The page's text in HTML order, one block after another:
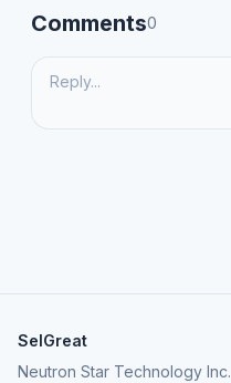
Comments0
SelGreat
Neutron Star Technology Inc.